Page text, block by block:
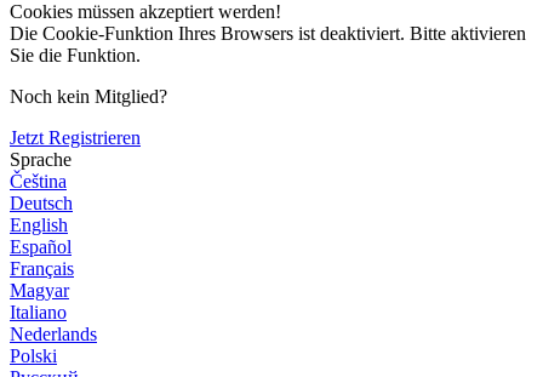
Cookies müssen akzeptiert werden!
Die Cookie-Funktion Ihres Browsers ist deaktiviert. Bitte aktivieren
Sie die Funktion.
Noch kein Mitglied?
Jetzt Registrieren
Sprache
Čeština
Deutsch
English
Español
Français
Magyar
Italiano
Nederlands
Polski